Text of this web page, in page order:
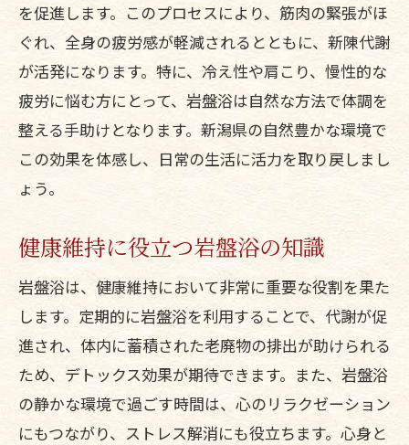
を促進します。このプロセスにより、筋肉の緊張がほ
ぐれ、全身の疲労感が軽減されるとともに、新陳代謝
が活発になります。特に、冷え性や肩こり、慢性的な
疲労に悩む方にとって、岩盤浴は自然な方法で体調を
整える手助けとなります。新潟県の自然豊かな環境で
この効果を体感し、日常の生活に活力を取り戻しまし
ょう。
健康維持に役立つ岩盤浴の知識
岩盤浴は、健康維持において非常に重要な役割を果た
します。定期的に岩盤浴を利用することで、代謝が促
進され、体内に蓄積された老廃物の排出が助けられる
ため、デトックス効果が期待できます。また、岩盤浴
の静かな環境で過ごす時間は、心のリラクゼーション
にもつながり、ストレス解消にも役立ちます。心身と